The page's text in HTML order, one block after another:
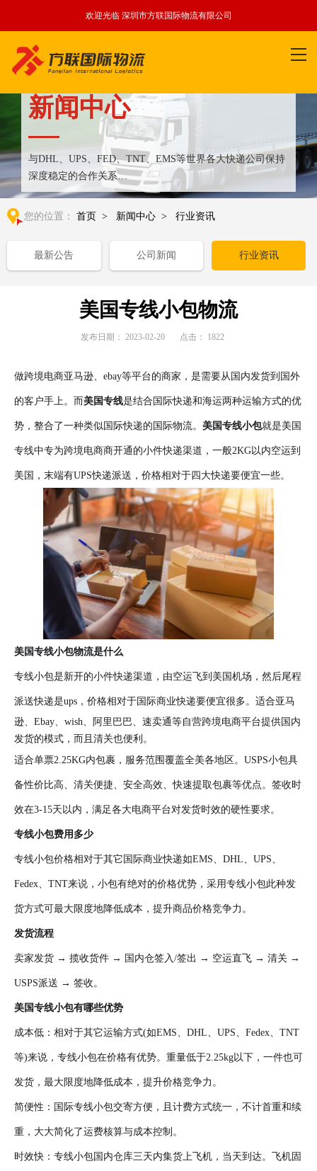
欢迎光临 深圳市方联国际物流有限公司
新闻中心
与DHL、UPS、FED、TNT、EMS等世界各大快递公司保持
深度稳定的合作关系
整合全球优质物流运输资源,满足国内外客户更多个性化需求
您的位置： 首页 > 新闻中心 > 行业资讯
最新公告 公司新闻 行业资讯
美国专线小包物流
发布日期： 2023-02-20 点击： 1822
做跨境电商亚马逊、ebay等平台的商家，是需要从国内发货到国外
的客户手上。而美国专线是结合国际快递和海运两种运输方式的优
势，整合了一种类似国际快递的国际物流。 美国专线小包就是美国
专线中专为跨境电商商开通的小件快递渠道，一般2KG以内空运到
美国，末端有UPS快递派送，价格相对于四大快递要便宜一些。
美国专线小包物流是什么
专线小包是新开的小件快递渠道，由空运飞到美国机场，然后尾程
派送快递是ups，价格相对于国际商业快递要便宜很多。 适合亚马
逊、Ebay、wish、阿里巴巴、速卖通等自营跨境电商平台提供国内
发货的模式，而且清关也便利。
适合单票2.25KG内包裹，服务范围覆盖全美各地区。USPS小包具
备性价比高、清关便捷、安全高效、快速提取包裹等优点。签收时
效在3-15天以内，满足各大电商平台对发货时效的硬性要求。
专线小包费用多少
专线小包价格相对于其它国际商业快递如EMS、DHL、UPS、
Fedex、TNT来说，小包有绝对的价格优势，采用专线小包此种发
货方式可最大限度地降低成本，提升商品价格竞争力。
发货流程
卖家发货 → 揽收货件 → 国内仓签入/签出 → 空运直飞 → 清关 →
USPS派送 → 签收。
美国专线小包有哪些优势
成本低：相对于其它运输方式(如EMS、DHL、UPS、Fedex、TNT
等)来说，专线小包在价格有优势。重量低于2.25kg以下，一件也可
发货，最大限度地降低成本，提升价格竞争力。
简便性：国际专线小包交寄方便，且计费方式统一，不计首重和续
重，大大简化了运费核算与成本控制。
时效快：专线小包国内仓库三天内集货上飞机，当天到达。飞机固